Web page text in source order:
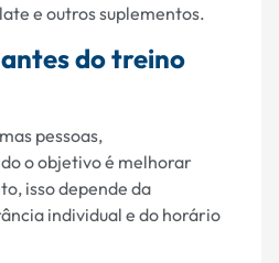
e outros suplementos.
do treino
pessoas,
o objetivo é melhorar
isso depende da
individual e do horário